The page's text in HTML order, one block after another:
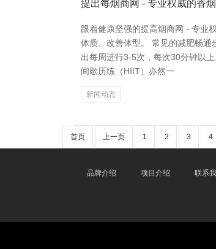
提出每烟商网 - 专业权威的香
跟着健康坚强的提高烟商网 - 专业
体质、改善体型。 常见的减肥畅
出每周进行3-5次，每次30分钟以
间歇历练（HIIT）亦然一
新闻动态
首页 上一页 1 2 3 4
品牌介绍 项目介绍 联系